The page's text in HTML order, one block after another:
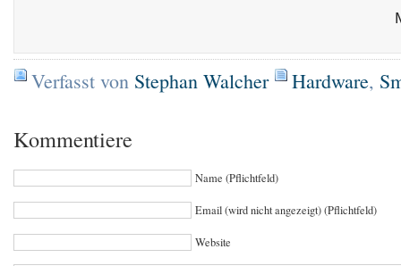
Verfasst von Stephan Walcher Hardware,
Kommentiere
Name (Pflichtfeld)
Email (wird nicht angezeigt) (Pflichtfeld)
Website